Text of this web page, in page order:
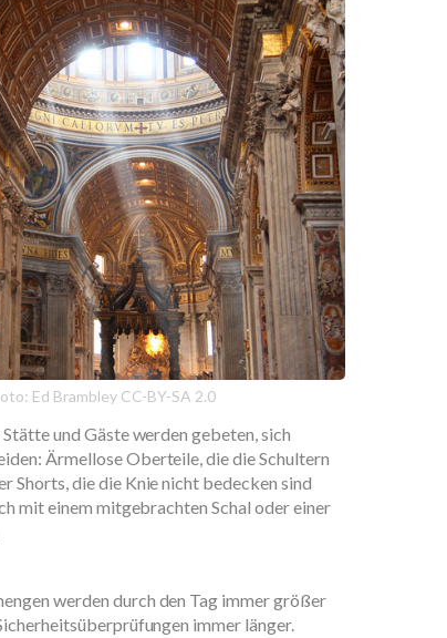
Ed Brambley CC-BY-SA 2.0
und Gäste werden gebeten, sich
Ärmellose Oberteile, die die Schultern
Shorts, die die Knie nicht bedecken sind
mit einem mitgebrachten Schal oder einer
werden durch den Tag immer größer
immer länger.